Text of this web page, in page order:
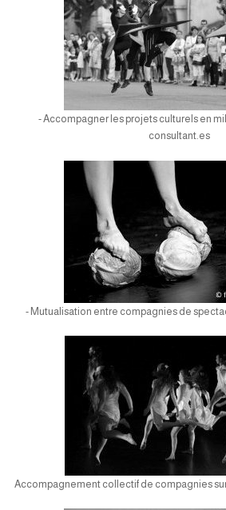
- Accompagner les projets culturels en
consultant.es
- Mutualisation entre compagnies de
Accompagnement collectif de compagnies